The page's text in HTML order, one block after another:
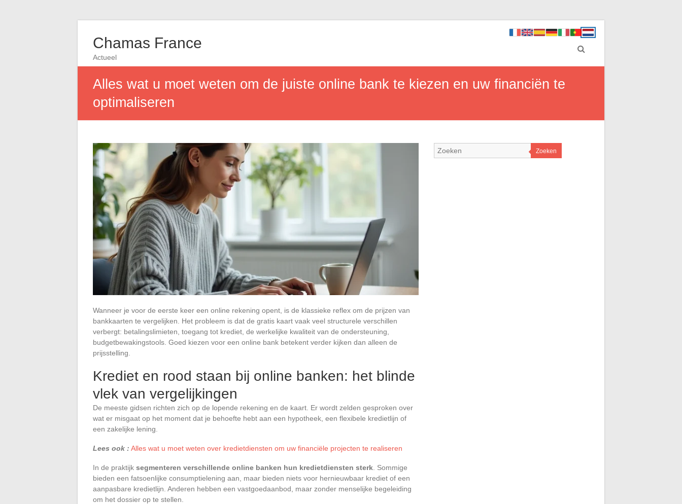
Chamas France
Actueel
Alles wat u moet weten om de juiste online bank te kiezen en uw financiën te
optimaliseren
Wanneer je voor de eerste keer een online rekening opent, is de klassieke reflex om de prijzen van
bankkaarten te vergelijken. Het probleem is dat de gratis kaart vaak veel structurele verschillen
verbergt: betalingslimieten, toegang tot krediet, de werkelijke kwaliteit van de ondersteuning,
budgetbewakingstools. Goed kiezen voor een online bank betekent verder kijken dan alleen de
prijsstelling.
Krediet en rood staan bij online banken: het blinde
vlek van vergelijkingen
De meeste gidsen richten zich op de lopende rekening en de kaart. Er wordt zelden gesproken over
wat er misgaat op het moment dat je behoefte hebt aan een hypotheek, een flexibele kredietlijn of
een zakelijke lening.
Lees ook : Alles wat u moet weten over kredietdiensten om uw financiële projecten te realiseren
In de praktijk segmenteren verschillende online banken hun kredietdiensten sterk . Sommige
bieden een fatsoenlijke consumptielening aan, maar bieden niets voor hernieuwbaar krediet of een
aanpasbare kredietlijn. Anderen hebben een vastgoedaanbod, maar zonder menselijke begeleiding
om het dossier op te stellen.
Zoeken